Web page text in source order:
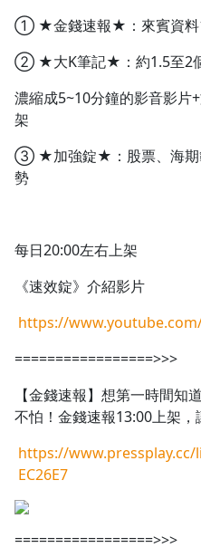
① ★金錢速報★：來賓資料
② ★大K筆記★：約1.5至2
濃縮成5~10分鐘的影音影片
架
③ ★加強錠★：股票、海期
勢
每日20:00左右上架
《速效錠》介紹影片
https://
=================>>>
【金錢速報】想第一時間知
不怕！金錢速報13:00上架
https://www.pressplay.cc/
EC26E7
=================>>>